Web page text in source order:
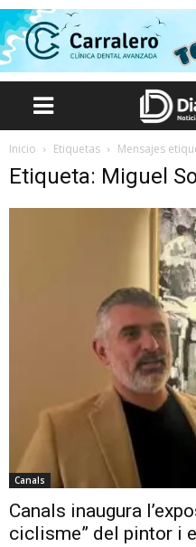
Inicio Etiquetas Mensajes
Etiqueta: Miguel
Canals
Canals inaugura
ciclisme” del pintor i